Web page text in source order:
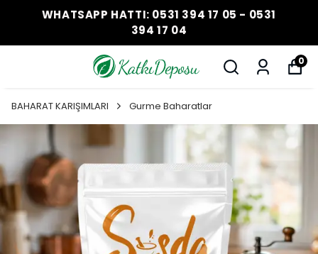
WHATSAPP HATTI: 0531 394 17 05 - 0531
394 17 04
0
BAHARAT KARIŞIMLARI Gurme Baharatlar